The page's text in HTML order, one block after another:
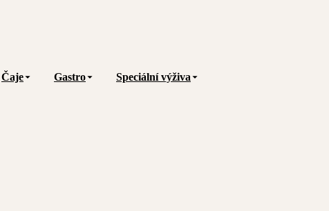
Čaje Gastro Speciální výživa